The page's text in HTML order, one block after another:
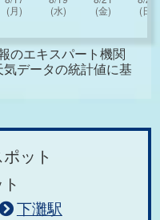
のエキスパート機関
データの統計値に基
ット
下灘駅